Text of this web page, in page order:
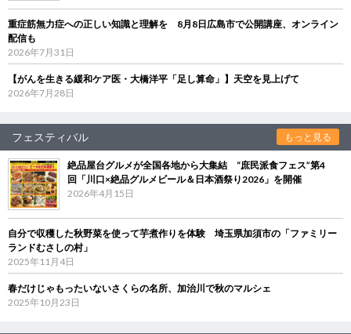
重症筋無力症への正しい知識と理解を 8月8日広島市で公開講座、オンライン
配信も
2026年7月31日
【がんを生きる緩和ケア医・大橋洋平「足し算命」】天空を見上げて
2026年7月28日
フェスティバル もっと見る
絶品屋台グルメが全国各地から大集結 “庶民派食フェス”第4
回「川口×絶品グルメビール＆日本酒祭り2026」を開催
2026年4月15日
自分で収穫した秋野菜を使って芋煮作りを体験 埼玉県加須市の「ファミリー
ランドむさしの村」
2025年11月4日
春だけじゃもったいないさくらの名所、加治川で秋のマルシェ
2025年10月23日